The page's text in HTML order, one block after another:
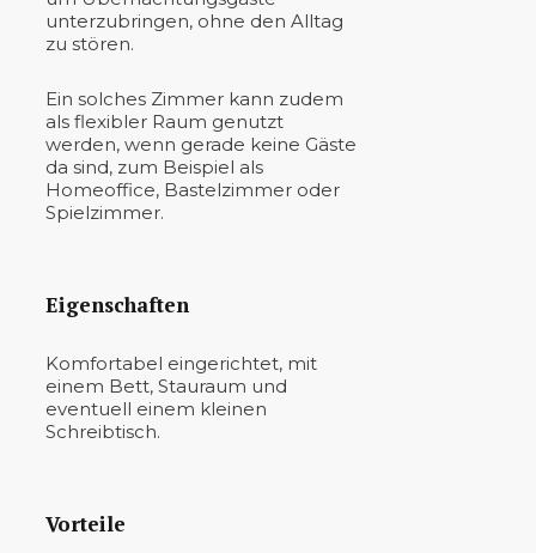
unterzubringen, ohne den Alltag
zu stören.
Ein solches Zimmer kann zudem
als flexibler Raum genutzt
werden, wenn gerade keine Gäste
da sind, zum Beispiel als
Homeoffice, Bastelzimmer oder
Spielzimmer.
Eigenschaften
Komfortabel eingerichtet, mit
einem Bett, Stauraum und
eventuell einem kleinen
Schreibtisch.
Vorteile